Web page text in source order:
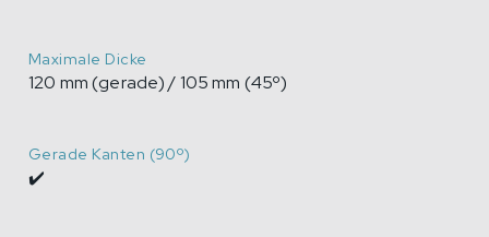
Maximale Dicke
120 mm (gerade) / 105 mm (45º)
Gerade Kanten (90º)
✔️